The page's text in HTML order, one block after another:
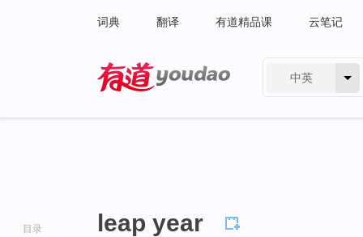
词典 翻译 有道精品课 云笔记
中英
目录 leap year